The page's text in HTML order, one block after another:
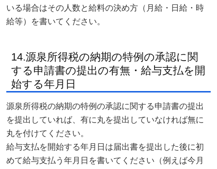
いる場合はその人数と給料の決め方（月給・日給・時
給等）を書いてください。
14.源泉所得税の納期の特例の承認に関
する申請書の提出の有無・給与支払を開
始する年月日
源泉所得税の納期の特例の承認に関する申請書の提出
を提出していれば、有に丸を提出していなければ無に
丸を付けてください。
給与支払を開始する年月日は届出書を提出した後に初
めて給与支払う年月日を書いてください（例えば今月